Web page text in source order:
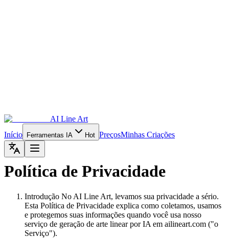
AI Line Art
Início
Ferramentas IA Hot PreçosMinhas Criações
Política de Privacidade
Introdução No AI Line Art, levamos sua privacidade a sério.
Esta Política de Privacidade explica como coletamos, usamos
e protegemos suas informações quando você usa nosso
serviço de geração de arte linear por IA em ailineart.com ("o
Serviço").